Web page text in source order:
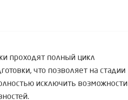
проходят полный цикл
что позволяет на стадии
исключить возможности